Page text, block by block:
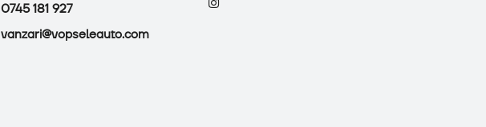
0745 181 927
vanzari@vopseleauto.com